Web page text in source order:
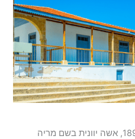
האגדות המשיכו לזרום. בשנת 1895, אשה יוונית בשם מריה